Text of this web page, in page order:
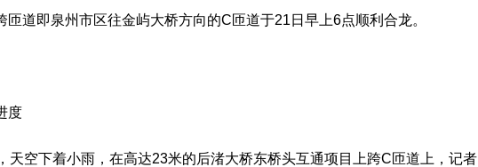
匝道即泉州市区往金屿大桥方向的C匝道于21日早上6点顺利合龙。
度
天空下着小雨，在高达23米的后渚大桥东桥头互通项目上跨C匝道上，记者